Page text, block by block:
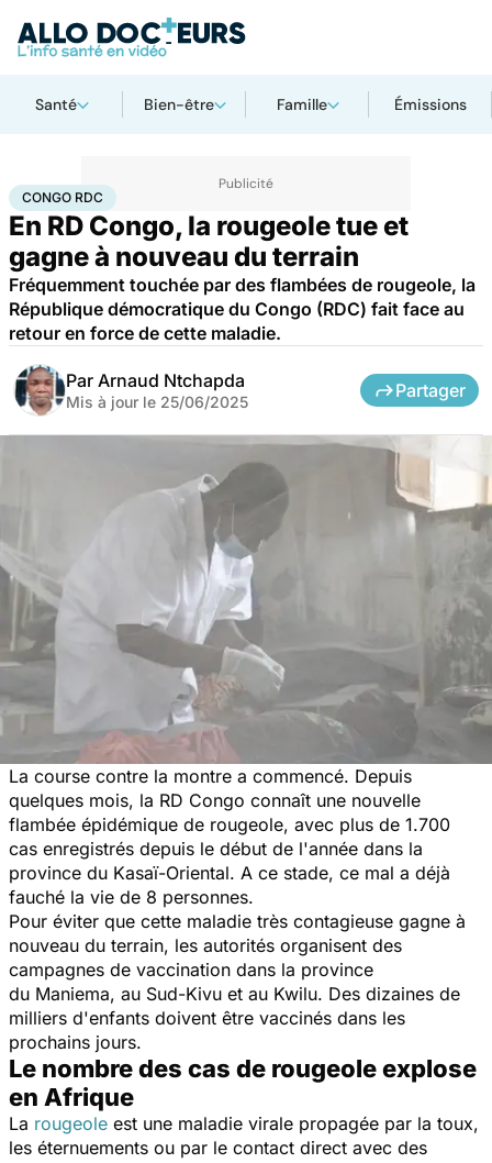
Santé Bien-être Famille Émissions
AccueilSantéMaladies Maladies infectieuses
CONGO RDC
En RD Congo, la rougeole tue et
gagne à nouveau du terrain
Fréquemment touchée par des flambées de rougeole, la
République démocratique du Congo (RDC) fait face au
retour en force de cette maladie.
Par Arnaud Ntchapda
Mis à jour le 25/06/2025
Partager
La course contre la montre a commencé. Depuis
quelques mois, la RD Congo connaît une nouvelle
flambée épidémique de rougeole, avec plus de 1.700
cas enregistrés depuis le début de l'année dans la
province du Kasaï-Oriental. A ce stade, ce mal a déjà
fauché la vie de 8 personnes.
Pour éviter que cette maladie très contagieuse gagne à
nouveau du terrain, les autorités organisent des
campagnes de vaccination dans la province
du Maniema, au Sud-Kivu et au Kwilu. Des dizaines de
milliers d'enfants doivent être vaccinés dans les
prochains jours.
Le nombre des cas de rougeole explose
en Afrique
La rougeole est une maladie virale propagée par la toux,
les éternuements ou par le contact direct avec des